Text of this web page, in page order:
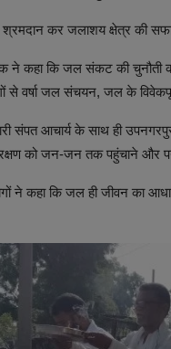
श्रमदान कर जलाशय क्षेत्र की
ने कहा कि जल संकट की चुनौती
से वर्षा जल संचयन, जल के
संपत आचार्य के साथ ही
को जन-जन तक पहुंचाने और
ने कहा कि जल ही जीवन का